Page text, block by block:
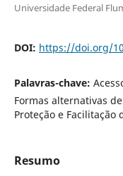
Universidade Federal
DOI: https://doi.org/
Palavras-chave:
Formas alternativas
Proteção e Facilitação
Resumo